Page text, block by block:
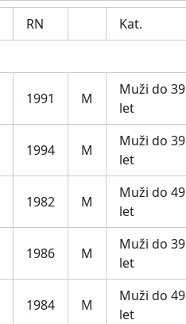
RN Kat.
1991 M
Muži do 39
let
1994 M
Muži do 39
let
1982 M
Muži do 49
let
1986 M
Muži do 39
let
1984 M
Muži do 49
let